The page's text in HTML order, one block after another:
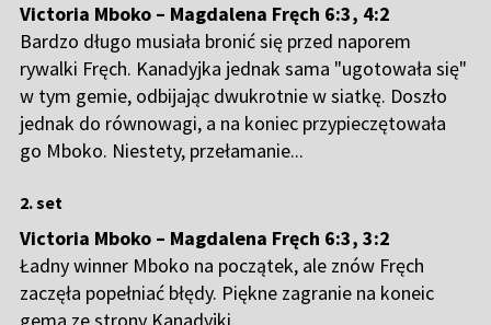
Victoria Mboko – Magdalena Fręch 6:3, 4:2
Bardzo długo musiała bronić się przed naporem
rywalki Fręch. Kanadyjka jednak sama "ugotowała się"
w tym gemie, odbijając dwukrotnie w siatkę. Doszło
jednak do równowagi, a na koniec przypieczętowała
go Mboko. Niestety, przełamanie...
2. set
Victoria Mboko – Magdalena Fręch 6:3, 3:2
Ładny winner Mboko na początek, ale znów Fręch
zaczęła popełniać błędy. Piękne zagranie na koneic